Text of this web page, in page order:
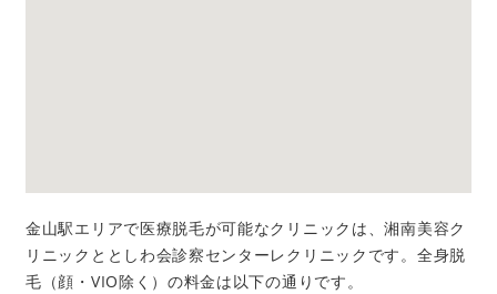
金山駅エリアで医療脱毛が可能なクリニックは、湘南美容ク
リニックととしわ会診察センターレクリニックです。全身脱
毛（顔・VIO除く）の料金は以下の通りです。